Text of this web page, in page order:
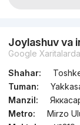
Joylashuv va
Google
Shahar:
Tuman:
Manzil:
Metro:
Mirzo